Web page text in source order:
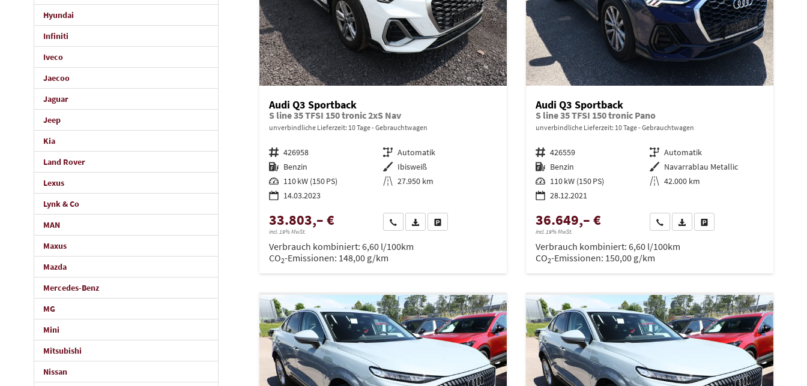
Audi Q3 Sportback
S line 35 TFSI 150 tronic 2xS Nav
unverbindliche Lieferzeit: 10 Tage Gebrauchtwagen
Fahrzeugnr. 426958 Getriebe Automatik
Kraftstoff Benzin Außenfarbe Ibisweiß
Leistung 110 kW (150 PS) Kilometerstand 27.950 km
14.03.2023
33.803,– €
incl. 19% MwSt.
Wir rufen Sie anPDF-Datei, Fahrzeugexposé drucken
Drucken, parken oder vergleichen
Verbrauch kombiniert: 6,60 l/100km
CO2-Emissionen: 148,00 g/km
Audi Q3 Sportback
S line 35 TFSI 150 tronic Pano
unverbindliche Lieferzeit: 10 Tage Gebrauchtwagen
Fahrzeugnr. 426559 Getriebe Automatik
Kraftstoff Benzin Außenfarbe Navarrablau Metallic
Leistung 110 kW (150 PS) Kilometerstand 42.000 km
28.12.2021
36.649,– €
incl. 19% MwSt.
Wir rufen Sie anPDF-Datei, Fahrzeugexposé drucken
Drucken, parken oder
Verbrauch kombiniert: 6,60 l/100km
CO2-Emissionen: 150,00 g/km
Hyundai
Infiniti
Iveco
Jaecoo
Jaguar
Jeep
Kia
Land Rover
Lexus
Lynk & Co
MAN
Maxus
Mazda
Mercedes-Benz
MG
Mini
Mitsubishi
Nissan